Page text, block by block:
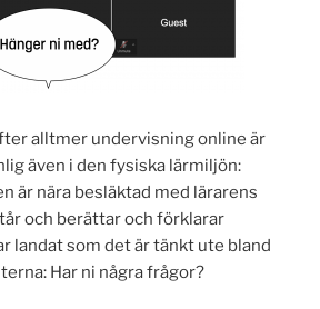
alltmer undervisning online är
även i den fysiska lärmiljön:
är nära besläktad med lärarens
och berättar och förklarar
landat som det är tänkt ute bland
Har ni några frågor?